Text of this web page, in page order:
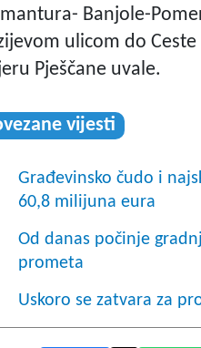
Banjole-
ulicom do
Pješčane uvale.
vijesti
Građevinsko čudo i
60,8 milijuna eura
Od danas počinje
prometa
Uskoro se zatvara za